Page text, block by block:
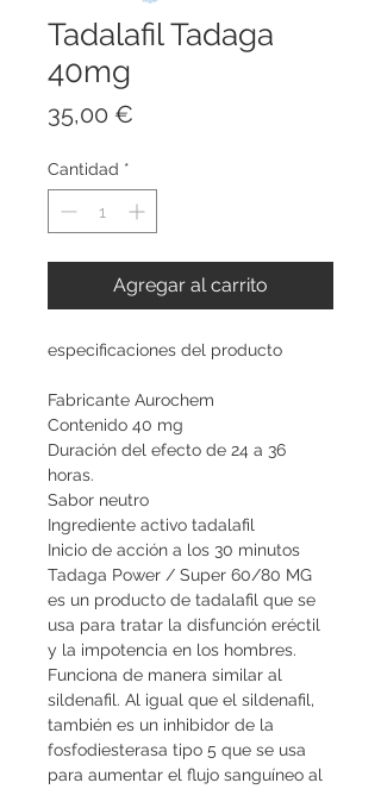
Tadalafil Tadaga
40mg
35,00 €
Cantidad *
Agregar al carrito
especificaciones del producto
Fabricante Aurochem
Contenido 40 mg
Duración del efecto de 24 a 36
horas.
Sabor neutro
Ingrediente activo tadalafil
Inicio de acción a los 30 minutos
Tadaga Power / Super 60/80 MG
es un producto de tadalafil que se
usa para tratar la disfunción eréctil
y la impotencia en los hombres.
Funciona de manera similar al
sildenafil. Al igual que el sildenafil,
también es un inhibidor de la
fosfodiesterasa tipo 5 que se usa
para aumentar el flujo sanguíneo al